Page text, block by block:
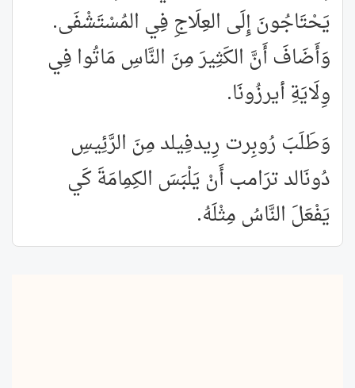
يَحْتَاجُونَ إِلَى العِلَاجِ فِي المُسْتَشْفَى.
وَأَضَافَ أَنَّ الكَثِيرَ مِنَ النَّاسِ مَاتُوا فِي
وِلَايَةِ أيرزُونَا.
وَطَلَبَ رُوبِرت رِيدفِيلد مِنَ الرَّئِيسِ
دُونَالد ترَامب أَنْ يَلْبَسَ الكِمِامَةَ كَي
يَفْعَلَ النَّاسُ مِثْلَهُ.